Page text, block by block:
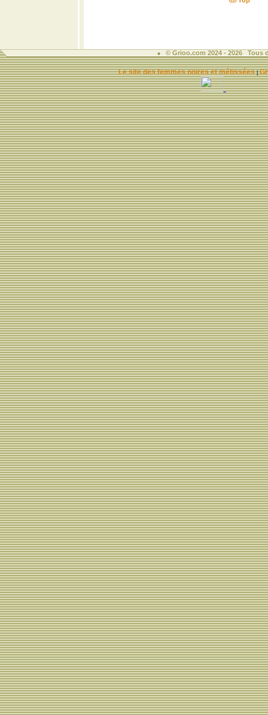
© Grioo.com 2024 - 2026 Tous
Le site des femmes noires et métissées|